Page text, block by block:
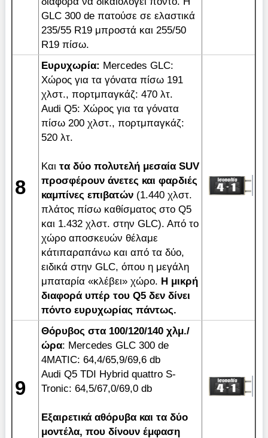
GLC 300 de πατούσε σε ελαστικά
235/55 R19 μπροστά και 255/50
R19 πίσω.
8
Eυρυχωρία: Mercedes GLC:
Χώρος για τα γόνατα πίσω 191
χλστ., πορτμπαγκάζ: 470 λτ.
Audi Q5: Χώρος για τα γόνατα
πίσω 200 χλστ., πορτμπαγκάζ:
520 λτ.
Και τα δύο πολυτελή μεσαία SUV
προσφέρουν άνετες και φαρδιές
καμπίνες επιβατών(1.440 χλστ.
πλάτος πίσω καθίσματος στο Q5
και 1.432 χλστ. στην GLC). Από το
χώρο αποσκευών θέλαμε
κάτιπαραπάνω και από τα δύο,
ειδικά στην GLC, όπου η μεγάλη
μπαταρία «κλέβει» χώρο. Η μικρή
διαφορά υπέρ του Q5 δεν δίνει
πόντο ευρυχωρίας πάντως.
9
Θόρυβος στα100/120/140 χλμ./
ώρα: Μercedes GLC 300 de
4MATIC: 64,4/65,9/69,6 db
Audi Q5 TDI Hybrid quattro S-
Tronic: 64,5/67,0/69,0 db
Εξαιρετικά αθόρυβα και τα δύο
μοντέλα, που δίνουν έμφαση